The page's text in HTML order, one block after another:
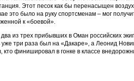
Этот песок как бы перенасыщен
это было на руку спортсменам – мог
к «боевой».
из трех прибывших в Оман российских
три раза был на «Дакаре», а Леонид
кто финишировал в гонке в классе